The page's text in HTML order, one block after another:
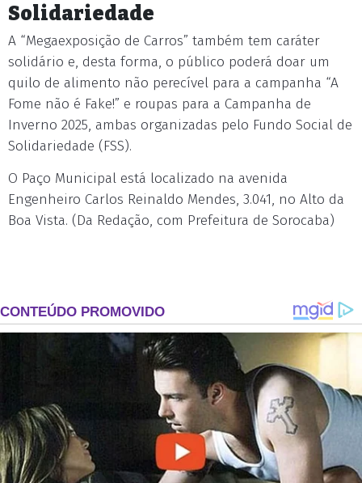
Solidariedade
A “Megaexposição de Carros” também tem caráter
solidário e, desta forma, o público poderá doar um
quilo de alimento não perecível para a campanha “A
Fome não é Fake!” e roupas para a Campanha de
Inverno 2025, ambas organizadas pelo Fundo Social de
Solidariedade (FSS).
O Paço Municipal está localizado na avenida
Engenheiro Carlos Reinaldo Mendes, 3.041, no Alto da
Boa Vista. (Da Redação, com Prefeitura de Sorocaba)